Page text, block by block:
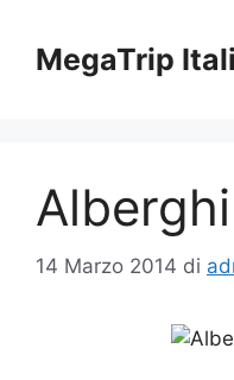
contenuto
MegaTrip
14 Marzo 2014 di